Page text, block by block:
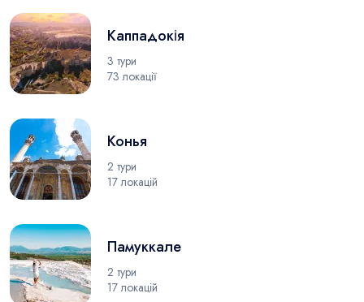
Каппадокія
3 тури
73 локації
Конья
2 тури
17 локацій
Памуккале
2 тури
17 локацій